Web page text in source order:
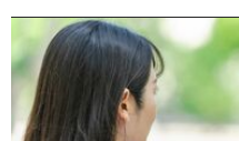
作”――大正事件史